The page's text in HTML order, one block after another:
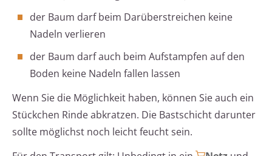
der Baum darf beim Darüberstreichen keine
Nadeln verlieren
der Baum darf auch beim Aufstampfen auf den
Boden keine Nadeln fallen lassen
Wenn Sie die Möglichkeit haben, können Sie auch ein
Stückchen Rinde abkratzen. Die Bastschicht darunter
sollte möglichst noch leicht feucht sein.